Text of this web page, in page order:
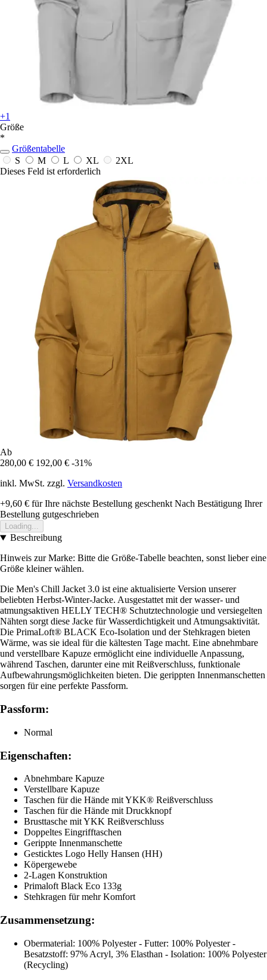
+1
Größe
*
Größentabelle
S
M L XL
2XL
Dieses Feld ist erforderlich
Ab
280,00 € 192,00 € -31%
inkl. MwSt. zzgl. Versandkosten
+9,60 € für Ihre nächste Bestellung geschenkt Nach Bestätigung Ihrer
Bestellung gutgeschrieben
Loading...
Beschreibung
Hinweis zur Marke: Bitte die Größe-Tabelle beachten, sonst lieber eine
Größe kleiner wählen.
Die Men's Chill Jacket 3.0 ist eine aktualisierte Version unserer
beliebten Herbst-Winter-Jacke. Ausgestattet mit der wasser- und
atmungsaktiven HELLY TECH® Schutztechnologie und versiegelten
Nähten sorgt diese Jacke für Wasserdichtigkeit und Atmungsaktivität.
Die PrimaLoft® BLACK Eco-Isolation und der Stehkragen bieten
Wärme, was sie ideal für die kältesten Tage macht. Eine abnehmbare
und verstellbare Kapuze ermöglicht eine individuelle Anpassung,
während Taschen, darunter eine mit Reißverschluss, funktionale
Aufbewahrungsmöglichkeiten bieten. Die gerippten Innenmanschetten
sorgen für eine perfekte Passform.
Passform:
Normal
Eigenschaften:
Abnehmbare Kapuze
Verstellbare Kapuze
Taschen für die Hände mit YKK® Reißverschluss
Taschen für die Hände mit Druckknopf
Brusttasche mit YKK Reißverschluss
Doppeltes Eingrifftaschen
Gerippte Innenmanschette
Gesticktes Logo Helly Hansen (HH)
Köpergewebe
2-Lagen Konstruktion
Primaloft Black Eco 133g
Stehkragen für mehr Komfort
Zusammensetzung:
Obermaterial: 100% Polyester - Futter: 100% Polyester -
Besatzstoff: 97% Acryl, 3% Elasthan - Isolation: 100% Polyester
(Recycling)